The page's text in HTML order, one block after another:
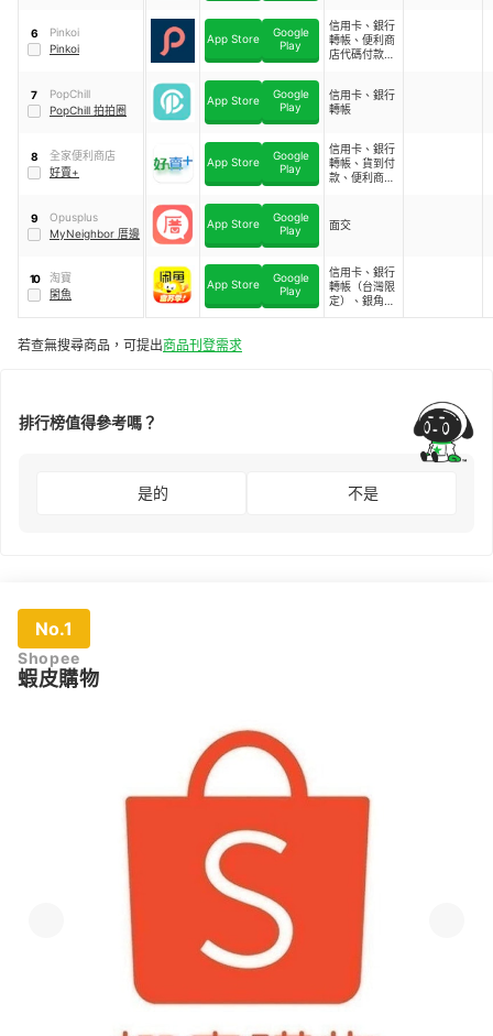
6
Pinkoi
Pinkoi
App Store
Google
Play
信用卡、銀行
轉帳、便利商
店代碼付款、
7
PopChill
PopChill 拍拍圈
App Store
Google
Play
信用卡、銀行
轉帳
8
全家便利商店
好賣+
App Store
Google
Play
信用卡、銀行
轉帳、貨到付
款、便利商店
9
Opusplus
MyNeighbor 厝邊
App Store
Google
Play
面交
10
淘寶
閑魚
App Store
Google
Play
信用卡、銀行
轉帳（台灣限
定）、銀角無
卡分期（台灣
若查無搜尋商品，可提出商品刊登需求
排行榜值得參考嗎？
是的 不是
No.1
Shopee
蝦皮購物